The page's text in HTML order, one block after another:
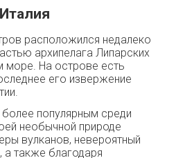
расположился недалеко
архипелага Липарских
море. На острове есть
его извержение
популярным среди
необычной природе
вулканов, невероятный
также благодаря